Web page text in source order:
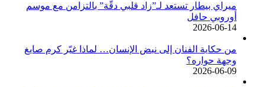
ميراي بيطار تستعد لـ”زاد قلبي دقّة” بالتزامن مع موسم
أوروبي حافل
2026-06-14
من حكاية الفنان إلى نبض الإنسان… لماذا غيّر كرم صايغ
وجهة حواره؟
2026-06-09